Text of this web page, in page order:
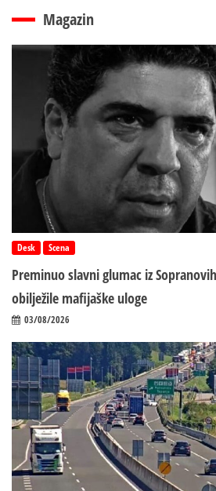
Magazin
Desk Scena
Preminuo slavni glumac iz
obilježile mafijaške uloge
03/08/2026